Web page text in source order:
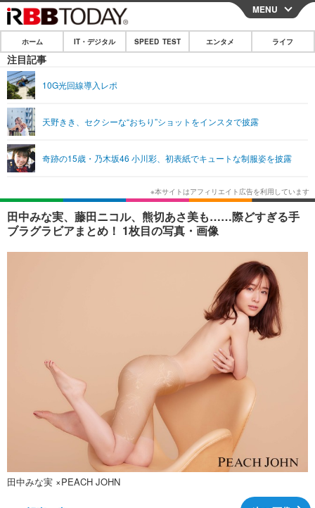
CLOSE
ホーム
IT・デジタル
ショッピング その他
SPEED TEST
エンタメ
エンタメTOP 映画・ドラマ
韓国・芸能
音楽 スポーツ
その他
ライフ
ライフTOP グルメ
ペット ショッピング
その他
リリース一覧
プッシュ通知の停止方法
MENU
ホーム IT・デジタル SPEED TEST エンタメ ライフ
注目記事
10G光回線導入レポ
天野きき、セクシーな“おちり”ショットをインスタで披露
奇跡の15歳・乃木坂46 小川彩、初表紙でキュートな制服姿を披露
田中みな実、藤田ニコル、熊切あさ美も……際どすぎる手
ブラグラビアまとめ！ 1枚目の写真・画像
田中みな実 ×PEACH JOHN